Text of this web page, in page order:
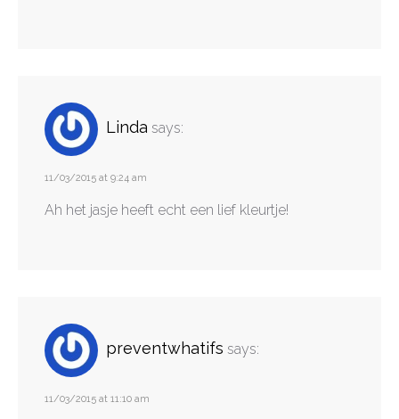
Linda says:
11/03/2015 at 9:24 am
Ah het jasje heeft echt een lief kleurtje!
preventwhatifs says:
11/03/2015 at 11:10 am